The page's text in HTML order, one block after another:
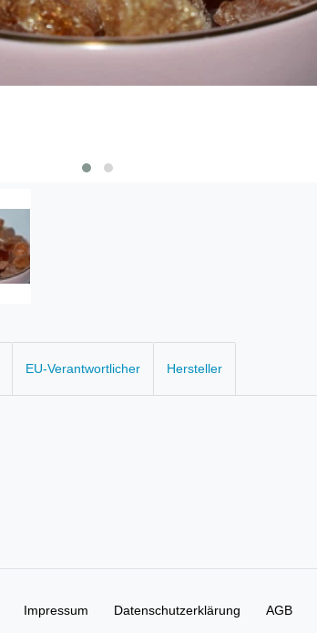
EU-Verantwortlicher Hersteller
Impressum Daten­schutz­erklärung AGB